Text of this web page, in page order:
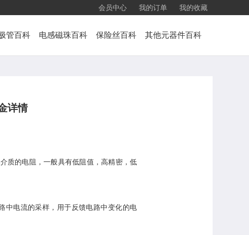
会员中心 我的订单 我的收藏
管百科 电感磁珠百科 保险丝百科 其他元器件百科
详情
质的电阻，一般具有低阻值，高精密，低
中电流的采样，用于反馈电路中变化的电